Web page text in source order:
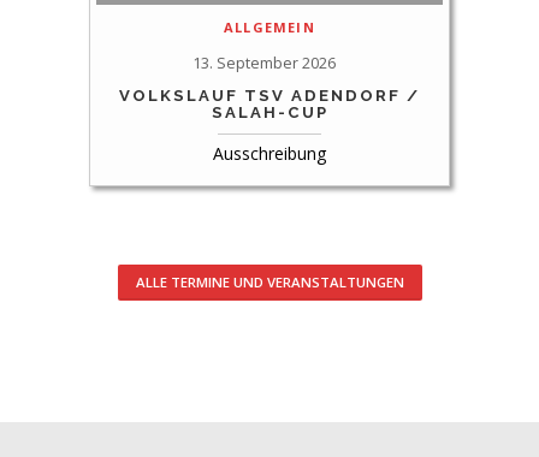
ALLGEMEIN
13. September 2026
VOLKSLAUF TSV ADENDORF /
SALAH-CUP
Ausschreibung
ALLE TERMINE UND VERANSTALTUNGEN